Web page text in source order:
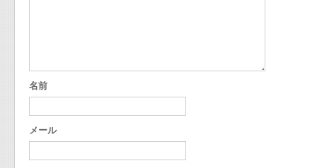
名前
メール